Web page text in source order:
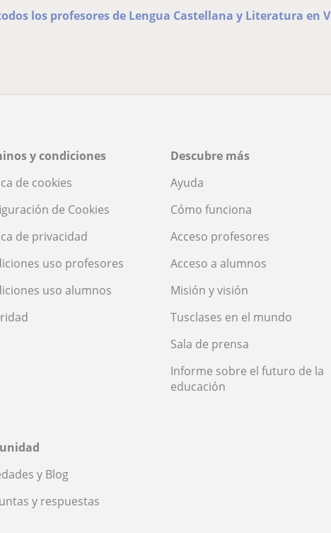
los profesores de Lengua Castellana y Literatura en
y condiciones
de cookies
de Cookies
de privacidad
uso profesores
uso alumnos
Descubre más
Ayuda
Cómo funciona
Acceso profesores
Acceso a alumnos
Misión y visión
Tusclases en el mundo
Sala de prensa
Informe sobre el futuro de la
educación
y Blog
y respuestas